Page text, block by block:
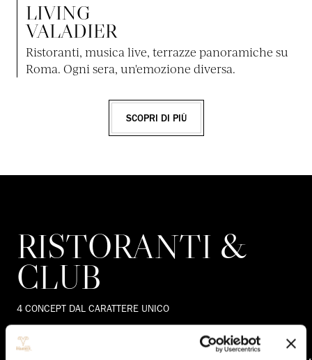
LIVING
VALADIER
Ristoranti, musica live, terrazze panoramiche su
Roma. Ogni sera, un'emozione diversa.
SCOPRI DI PIÙ
RISTORANTI &
CLUB
4 CONCEPT DAL CARATTERE UNICO